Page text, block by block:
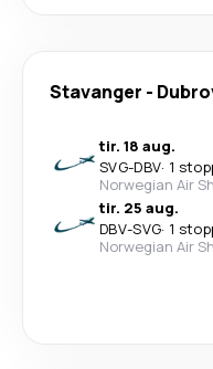
Stavanger -
tir. 18 aug.
SVG-DBV· 1
Norwegian Air
tir. 25 aug.
DBV-SVG· 1
Norwegian Air